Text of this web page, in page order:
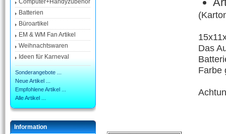
Computer+Handyzubehör
Batterien
Büroartikel
EM & WM Fan Artikel
Weihnachtswaren
Ideen für Karneval
Sonderangebote ...
Neue Artikel ...
Empfohlene Artikel ...
Alle Artikel ...
Information
Das
Farbe